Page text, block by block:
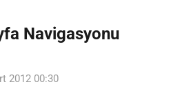
Navigasyonu
2012 00:30